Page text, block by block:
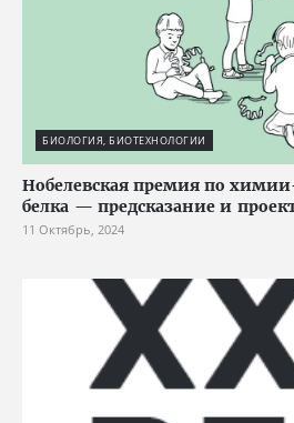
БИОЛОГИЯ, БИОТЕХНОЛОГИИ
Нобелевская премия по
белка — предсказание и
11 Октябрь, 2024